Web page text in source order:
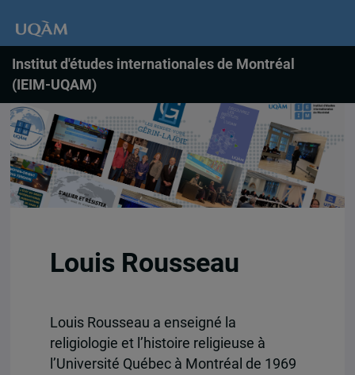
Institut d'études internationales de Montréal
(IEIM-UQAM)
Louis Rousseau
Louis Rousseau a enseigné la
religiologie et l’histoire religieuse à
l’Université Québec à Montréal de 1969